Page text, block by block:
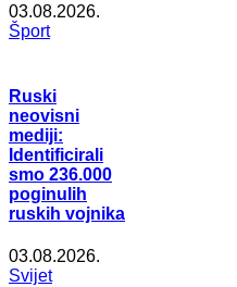
03.08.2026.
Šport
Ruski
neovisni
mediji:
Identificirali
smo 236.000
poginulih
ruskih vojnika
03.08.2026.
Svijet